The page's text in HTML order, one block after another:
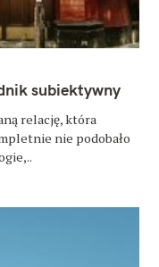
subiektywny
relację, która
nie podobało